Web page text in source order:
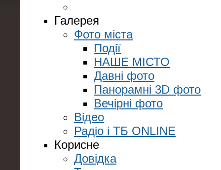
Галерея
Фото міста
Події
НАШЕ МІСТО
Давні фото
Панорамні 3D фото
Вечірні фото
Відео
Радіо і ТБ ONLINE
Корисне
Довідка